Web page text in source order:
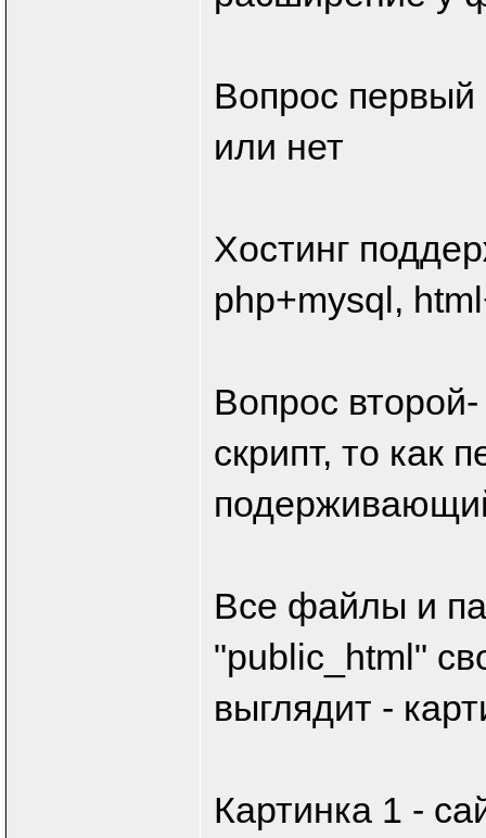
Вопрос первый
или нет
Хостинг
php+mysql,
Вопрос
скрипт, то как
Все файлы и
"public_html"
выглядит -
Картинка 1 -